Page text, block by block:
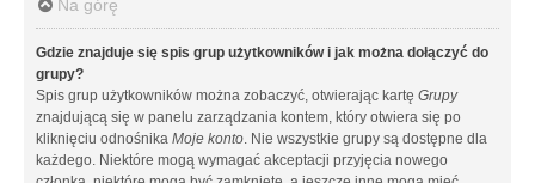
Na górę
Gdzie znajduje się spis grup użytkowników i jak można dołączyć do
grupy?
Spis grup użytkowników można zobaczyć, otwierając kartę Grupy
znajdującą się w panelu zarządzania kontem, który otwiera się po
kliknięciu odnośnika Moje konto. Nie wszystkie grupy są dostępne dla
każdego. Niektóre mogą wymagać akceptacji przyjęcia nowego